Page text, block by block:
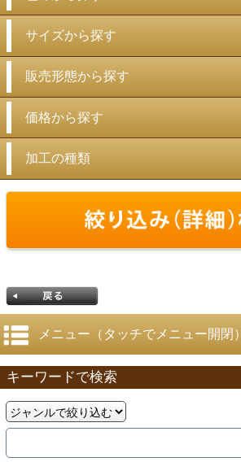
サイズから探す
販売形態から探す
価格から探す
加工の種類
戻る
メニュー（タッチでメニュー開閉）
キーワードで検索